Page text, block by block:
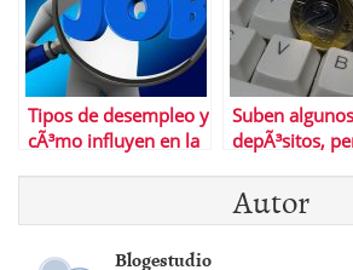
Tipos de desempleo y
cÃ³mo influyen en la
Suben algunos
depÃ³sitos,
plazos
Autor
Blogestudio